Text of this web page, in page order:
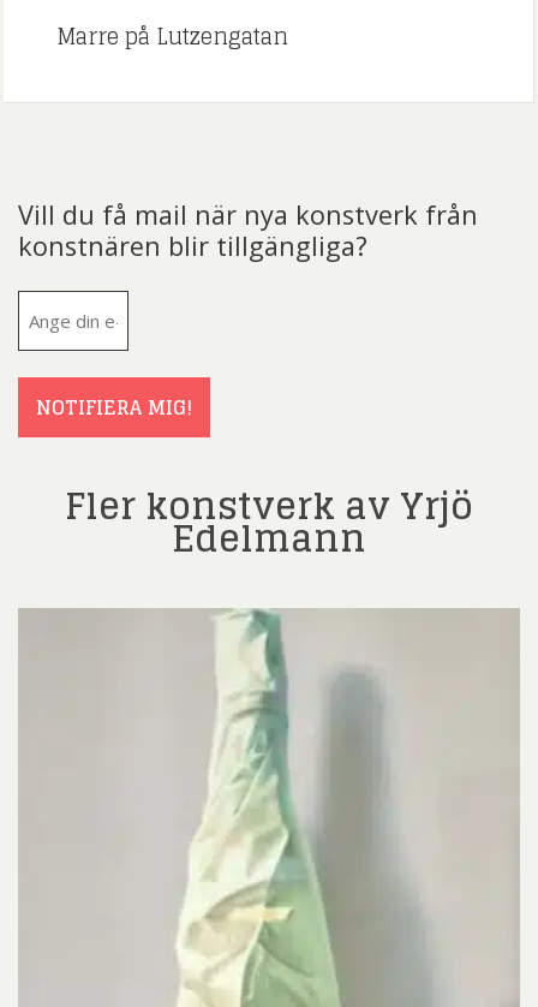
Marre på Lutzengatan
Vill du få mail när nya konstverk från
konstnären blir tillgängliga?
NOTIFIERA MIG!
Fler konstverk av Yrjö
Edelmann